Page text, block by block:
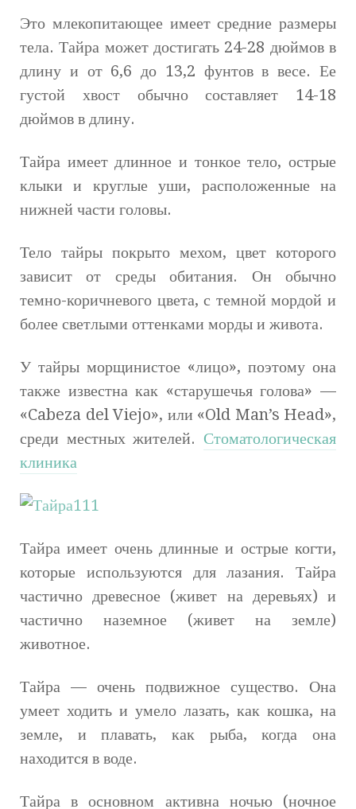
Это млекопитающее имеет средние размеры
тела. Тайра может достигать 24-28 дюймов в
длину и от 6,6 до 13,2 фунтов в весе. Ее
густой хвост обычно составляет 14-18
дюймов в длину.
Тайра имеет длинное и тонкое тело, острые
клыки и круглые уши, расположенные на
нижней части головы.
Тело тайры покрыто мехом, цвет которого
зависит от среды обитания. Он обычно
темно-коричневого цвета, с темной мордой и
более светлыми оттенками морды и живота.
У тайры морщинистое «лицо», поэтому она
также известна как «старушечья голова» —
«Cabeza del Viejo», или «Old Man’s Head»,
среди местных жителей. Стоматологическая
клиника
Тайра имеет очень длинные и острые когти,
которые используются для лазания. Тайра
частично древесное (живет на деревьях) и
частично наземное (живет на земле)
животное.
Тайра — очень подвижное существо. Она
умеет ходить и умело лазать, как кошка, на
земле, и плавать, как рыба, когда она
находится в воде.
Тайра в основном активна ночью (ночное